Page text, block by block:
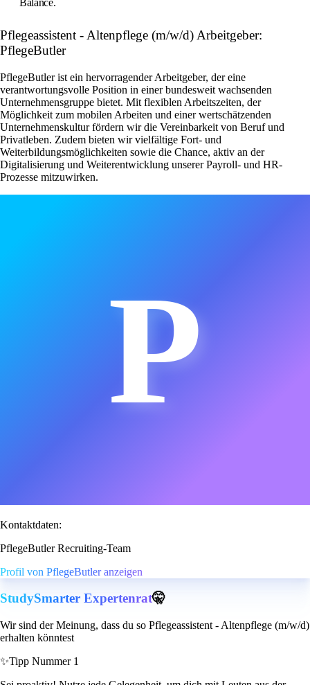
Balance.
Pflegeassistent - Altenpflege (m/w/d) Arbeitgeber:
PflegeButler
PflegeButler ist ein hervorragender Arbeitgeber, der eine
verantwortungsvolle Position in einer bundesweit wachsenden
Unternehmensgruppe bietet. Mit flexiblen Arbeitszeiten, der
Möglichkeit zum mobilen Arbeiten und einer wertschätzenden
Unternehmenskultur fördern wir die Vereinbarkeit von Beruf und
Privatleben. Zudem bieten wir vielfältige Fort- und
Weiterbildungsmöglichkeiten sowie die Chance, aktiv an der
Digitalisierung und Weiterentwicklung unserer Payroll- und HR-
Prozesse mitzuwirken.
P
Kontaktdaten:
PflegeButler Recruiting-Team
Profil von PflegeButler anzeigen
StudySmarter Expertenrat🤫
Wir sind der Meinung, dass du so Pflegeassistent - Altenpflege (m/w/d)
erhalten könntest
✨Tipp Nummer 1